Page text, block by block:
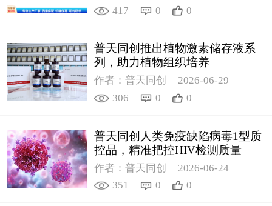
417
0 0
普天同创推出植物激素储存液系
列，助力植物组织培养
作者：普天同创
2026-06-29
306
0 0
普天同创人类免疫缺陷病毒1型质
控品，精准把控HIV检测质量
作者：普天同创
2026-06-24
351
0 0